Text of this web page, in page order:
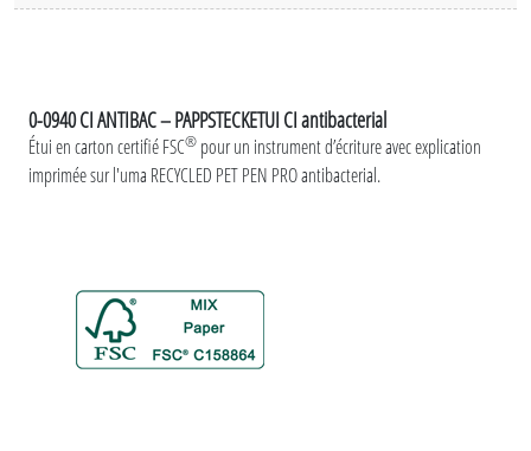
0-0940 CI ANTIBAC – PAPPSTECKETUI CI antibacterial
Étui en carton certifié FSC® pour un instrument d’écriture avec explication
imprimée sur l'uma RECYCLED PET PEN PRO antibacterial.